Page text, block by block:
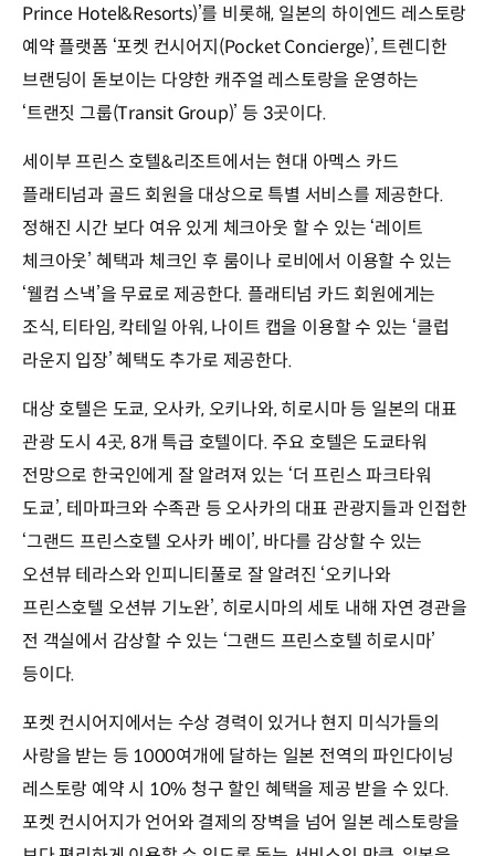
Prince Hotel&Resorts)’를 비롯해, 일본의 하이엔드 레스토랑
예약 플랫폼 ‘포켓 컨시어지(Pocket Concierge)’, 트렌디한
브랜딩이 돋보이는 다양한 캐주얼 레스토랑을 운영하는
‘트랜짓 그룹(Transit Group)’ 등 3곳이다.
세이부 프린스 호텔&리조트에서는 현대 아멕스 카드
플래티넘과 골드 회원을 대상으로 특별 서비스를 제공한다.
정해진 시간 보다 여유 있게 체크아웃 할 수 있는 ‘레이트
체크아웃’ 혜택과 체크인 후 룸이나 로비에서 이용할 수 있는
‘웰컴 스낵’을 무료로 제공한다. 플래티넘 카드 회원에게는
조식, 티타임, 칵테일 아워, 나이트 캡을 이용할 수 있는 ‘클럽
라운지 입장’ 혜택도 추가로 제공한다.
대상 호텔은 도쿄, 오사카, 오키나와, 히로시마 등 일본의 대표
관광 도시 4곳, 8개 특급 호텔이다. 주요 호텔은 도쿄타워
전망으로 한국인에게 잘 알려져 있는 ‘더 프린스 파크타워
도쿄’, 테마파크와 수족관 등 오사카의 대표 관광지들과 인접한
‘그랜드 프린스호텔 오사카 베이’, 바다를 감상할 수 있는
오션뷰 테라스와 인피니티풀로 잘 알려진 ‘오키나와
프린스호텔 오션뷰 기노완’, 히로시마의 세토 내해 자연 경관을
전 객실에서 감상할 수 있는 ‘그랜드 프린스호텔 히로시마’
등이다.
포켓 컨시어지에서는 수상 경력이 있거나 현지 미식가들의
사랑을 받는 등 1000여개에 달하는 일본 전역의 파인다이닝
레스토랑 예약 시 10% 청구 할인 혜택을 제공 받을 수 있다.
포켓 컨시어지가 언어와 결제의 장벽을 넘어 일본 레스토랑을